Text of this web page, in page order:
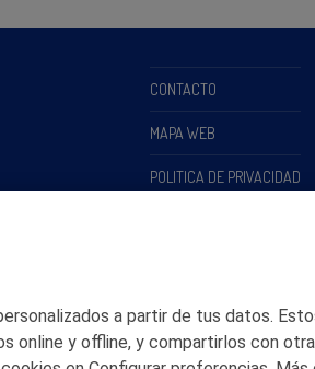
CONTACTO
MAPA WEB
POLITICA DE PRIVACIDAD
CANAL DE ÉTICA
a partir de tus datos.
online y offline, y compartirlos con